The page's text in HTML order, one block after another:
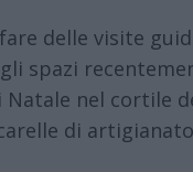
delle visite
spazi
nel cortile
di